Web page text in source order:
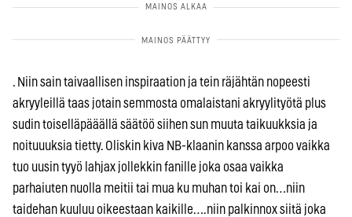
. Niin sain taivaallisen inspiraation ja tein räjähtän nopeesti
akryyleillä taas jotain semmosta omalaistani akryylityötä plus
sudin toiselläpääällä säätöö siihen sun muuta taikuukksia ja
noituuuksia tietty. Oliskin kiva NB-klaanin kanssa arpoo vaikka
tuo uusin tyyö lahjax jollekkin fanille joka osaa vaikka
parhaiuten nuolla meitii tai mua ku muhan toi kai on…niin
taidehan kuuluu oikeestaan kaikille….niin palkinnox siitä joka